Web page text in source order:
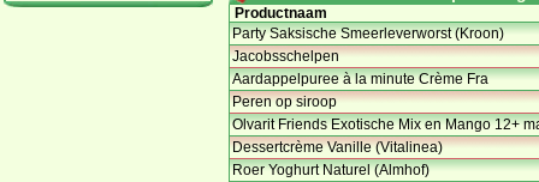
Productnaam
Party Saksische Smeerleverworst (Kroon)
Jacobsschelpen
Aardappelpuree à la minute Crème Fra
Peren op siroop
Olvarit Friends Exotische Mix en Mango 12+
Dessertcrème Vanille (Vitalinea)
Roer Yoghurt Naturel (Almhof)